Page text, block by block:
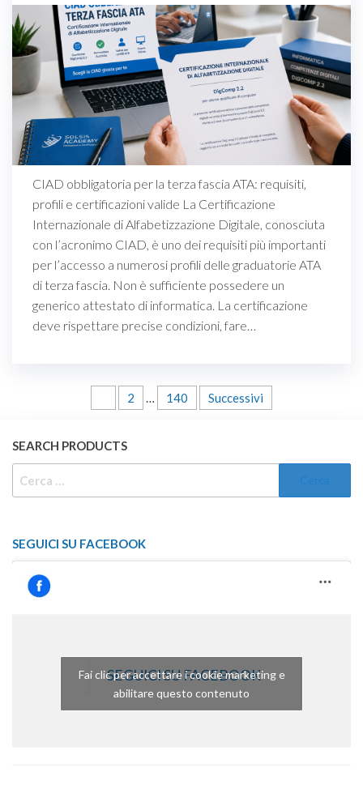
CIAD obbligatoria per la terza fascia ATA: requisiti,
profili e certificazioni valide La Certificazione
Internazionale di Alfabetizzazione Digitale, conosciuta
con l’acronimo CIAD, è uno dei requisiti più importanti
per l’accesso a numerosi profili delle graduatorie ATA
di terza fascia. Non è sufficiente possedere un
generico attestato di informatica. La certificazione
deve rispettare precise condizioni, fare…
Paginazione
articoli
2 … 140 Successivi
SEARCH PRODUCTS
SEGUICI SU FACEBOOK
SEGUICI SU FACEBOOK
Fai clic per accettare i cookie marketing e
abilitare questo contenuto